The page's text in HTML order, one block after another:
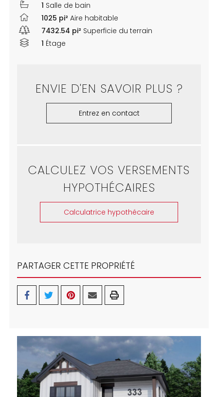
1 Salle de bain
1025 pi² Aire habitable
7432.54 pi² Superficie du terrain
1 Étage
ENVIE D'EN SAVOIR PLUS ?
Entrez en contact
CALCULEZ VOS VERSEMENTS
HYPOTHÉCAIRES
Calculatrice hypothécaire
PARTAGER CETTE PROPRIÉTÉ